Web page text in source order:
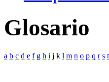
Glosario
a b c d e f g h i j k l m n o p q r s t